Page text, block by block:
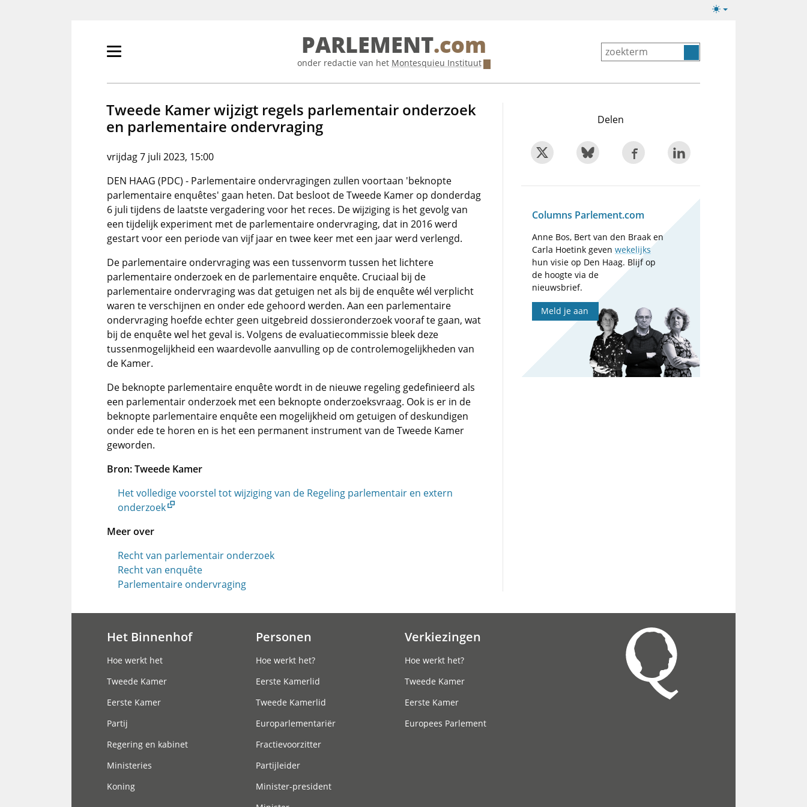
Lichte/donkere
Primair
tonen/verbergen
PARLEMENT.com
onder redactie van het Montesquieu Instituut
Tweede Kamer wijzigt regels parlementair onderzoek
en parlementaire ondervraging
vrijdag 7 juli 2023, 15:00
DEN HAAG (PDC) - Parlementaire ondervragingen zullen voortaan 'beknopte
parlementaire enquêtes' gaan heten. Dat besloot de Tweede Kamer op donderdag
6 juli tijdens de laatste vergadering voor het reces. De wijziging is het gevolg van
een tijdelijk experiment met de parlementaire ondervraging, dat in 2016 werd
gestart voor een periode van vijf jaar en twee keer met een jaar werd verlengd.
De parlementaire ondervraging was een tussenvorm tussen het lichtere
parlementaire onderzoek en de parlementaire enquête. Cruciaal bij de
parlementaire ondervraging was dat getuigen net als bij de enquête wél verplicht
waren te verschijnen en onder ede gehoord werden. Aan een parlementaire
ondervraging hoefde echter geen uitgebreid dossieronderzoek vooraf te gaan, wat
bij de enquête wel het geval is. Volgens de evaluatiecommissie bleek deze
tussenmogelijkheid een waardevolle aanvulling op de controlemogelijkheden van
de Kamer.
De beknopte parlementaire enquête wordt in de nieuwe regeling gedefinieerd als
een parlementair onderzoek met een beknopte onderzoeksvraag. Ook is er in de
beknopte parlementaire enquête een mogelijkheid om getuigen of deskundigen
onder ede te horen en is het een permanent instrument van de Tweede Kamer
geworden.
Bron: Tweede Kamer
Het volledige voorstel tot wijziging van de Regeling parlementair en extern
onderzoek
Meer over
Recht van parlementair onderzoek
Recht van enquête
Parlementaire ondervraging
Delen
Columns Parlement.com
Anne Bos, Bert van den Braak en
Carla Hoetink gevenwekelijks
hun visie op Den Haag. Blijf op
de hoogte via de
nieuwsbrief.
Meld je aan
Het Binnenhof
Hoe werkt het
Tweede Kamer
Eerste Kamer
Partij
Regering en kabinet
Ministeries
Koning
Personen
Hoe werkt het?
Eerste Kamerlid
Tweede Kamerlid
Europarlementariër
Fractievoorzitter
Partijleider
Minister-president
Verkiezingen
Hoe werkt het?
Tweede Kamer
Eerste Kamer
Europees Parlement